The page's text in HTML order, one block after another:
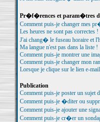
Pr�f�rences et param�tres
Comment puis-je changer mes
Les heures ne sont pas correctes !
J'ai chang� le fuseau horaire et
Ma langue n'est pas dans la liste !
Comment puis-je montrer une
Comment puis-je changer mon
Lorsque je clique sur le lien e-
Publication
Comment puis-je poster un sujet
Comment puis-je �diter ou
Comment puis-je ajouter une
Comment puis-je cr�er un